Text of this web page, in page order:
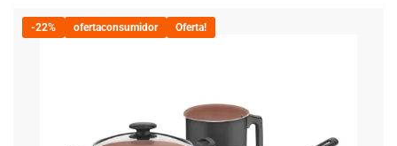
-22% ofertaconsumidor Oferta!